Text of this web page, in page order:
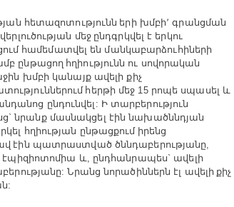
հետազոտությունն երի խմբի՚ գրանցման
վերլուծության մեջ ընդգրկվել է երկու
համեմատվել են մանկաբարձուհիների
ընթացող հղիությունն ու սովորական
խմբի կանայք ավելի քիչ
հերթի մեջ 15 րոպե սպասել և
ընդունվել : Ի տարբերություն
`նրանք մասնակցել էին նախածննդյան
հղիության ընթացքում իրենց
էին պատրաստված ծննդաբերությանը,
էպիզիոտոմիա և, ընդհանրապես` ավելի
:Նրանց նորածիններն էլ ավելի քիչ
: